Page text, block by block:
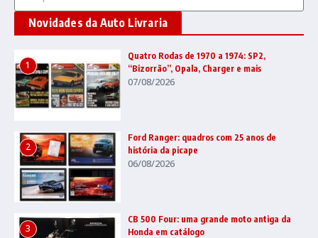
Novidades da Auto Livraria
1
Quatro Rodas de 1970 a 1974: SP2,
“Bizorrão”, Opala, Charger e mais
07/08/2026
2
Ford Ranger: quadros com 25 anos de
história da picape
06/08/2026
3
CB 500 Four: uma grande moto antiga da
Honda em catálogo